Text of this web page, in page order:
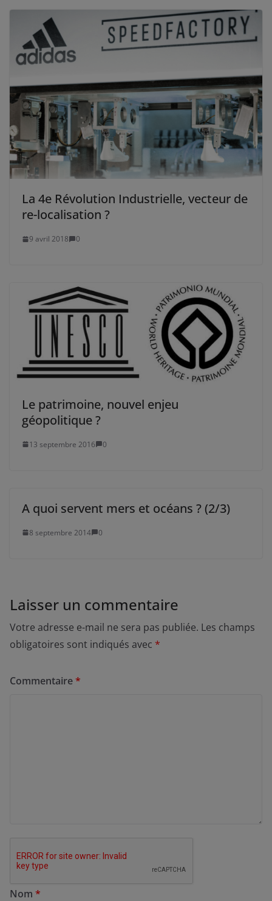
La 4e Révolution Industrielle, vecteur de
re-localisation ?
9 avril 2018 0
Le patrimoine, nouvel enjeu
géopolitique ?
13 septembre 2016 0
A quoi servent mers et océans ? (2/3)
8 septembre 2014 0
Laisser un commentaire
Votre adresse e-mail ne sera pas publiée. Les champs
obligatoires sont indiqués avec *
Commentaire*
Nom *